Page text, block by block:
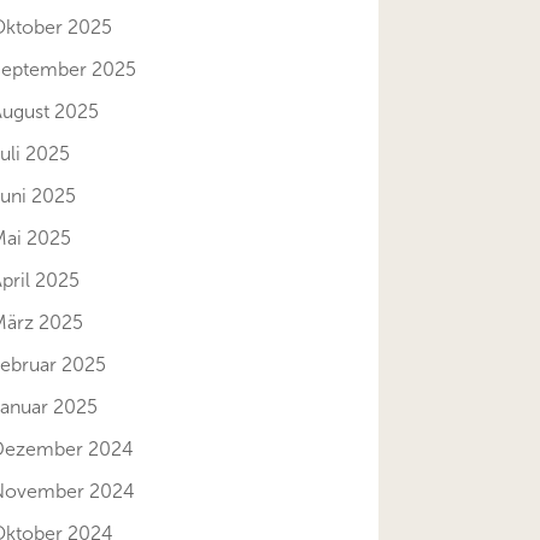
2025
2025
2025
2025
2025
2025
2025
2025
2025
2025
2024
2024
2024